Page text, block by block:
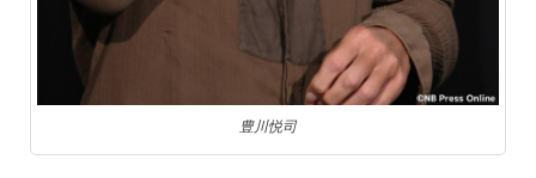
豊川悦司